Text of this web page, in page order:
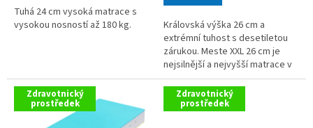
Tuhá 24 cm vysoká matrace s
vysokou nosností až 180 kg.
Královská výška 26 cm a
extrémní tuhost s desetiletou
zárukou. Meste XXL 26 cm je
nejsilnější a nejvyšší matrace v
celém našem sortimentu. Jádro
z vysokogramážní bílé studené
pěny (50 kg/m³) poskytuje...
Zdravotnický
prostředek
Zdravotnický
prostředek